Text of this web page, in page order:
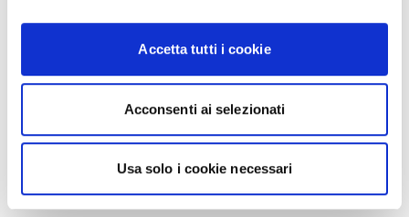
Accetta tutti i cookie
Acconsenti ai selezionati
Usa solo i cookie necessari